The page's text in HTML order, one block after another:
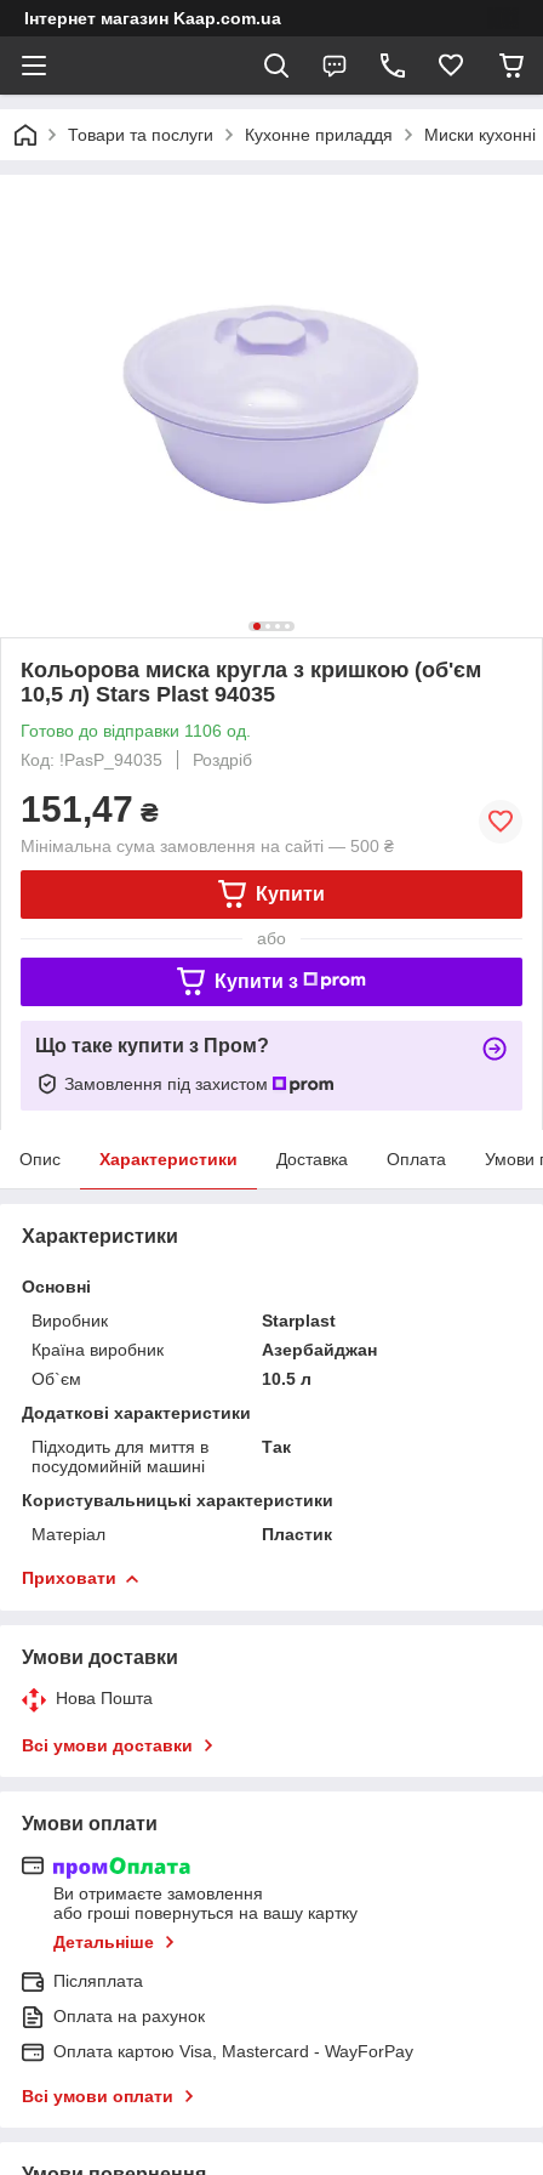
Інтернет магазин Kaap.com.ua
Товари та послуги Кухонне приладдя Миски кухонні
Кольорова миска кругла з кришкою (об'єм
10,5 л) Stars Plast 94035
Готово до відправки 1106 од.
Код: !PasP_94035
Роздріб
151,47 ₴
Мінімальна сума замовлення на сайті — 500 ₴
Купити
або
Купити з
Що таке купити з Пром?
Замовлення під захистом
Опис Характеристики Доставка Оплата Умови
Характеристики
Основні
Виробник
Starplast
Країна виробник
Азербайджан
Об`єм
10.5 л
Додаткові характеристики
Підходить для миття в
посудомийній машині
Так
Користувальницькі характеристики
Матеріал
Пластик
Приховати
Умови доставки
Нова Пошта
Всі умови доставки
Умови оплати
Ви отримаєте замовлення
або гроші повернуться на вашу картку
Детальніше
Післяплата
Оплата на рахунок
Оплата картою Visa, Mastercard - WayForPay
Всі умови оплати